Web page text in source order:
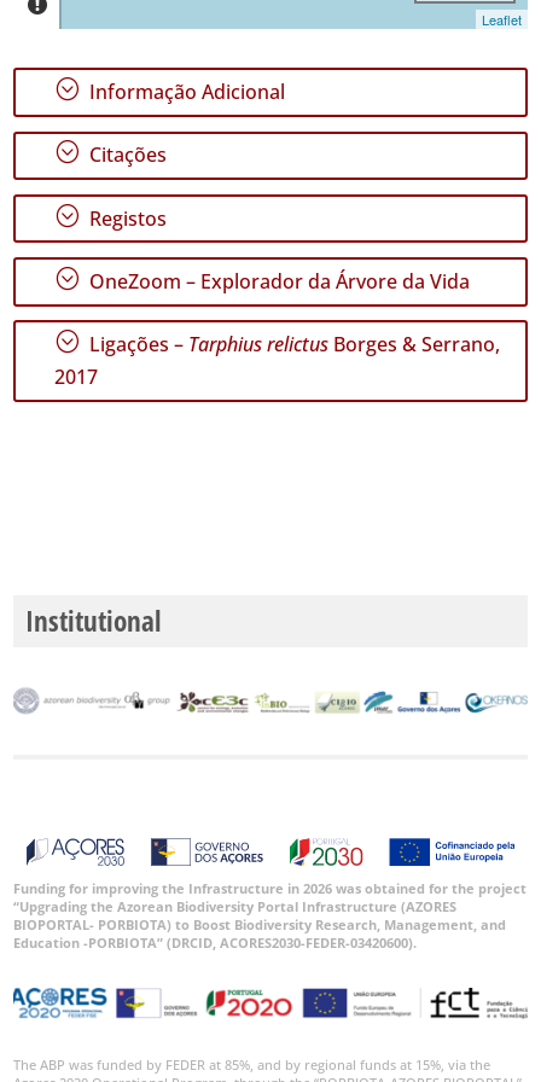
GBIF -
Ocorrências
🔗 GBIF
Portugal
🔗 GBIF
World
Leaflet
; Informação Adicional
; Citações
; Registos
; OneZoom – Explorador da Árvore da Vida
; Ligações – Tarphius relictus Borges & Serrano,
2017
Institutional
Funding for improving the Infrastructure in 2026 was obtained for the project
“Upgrading the Azorean Biodiversity Portal Infrastructure (AZORES
BIOPORTAL- PORBIOTA) to Boost Biodiversity Research, Management, and
Education -PORBIOTA” (DRCID, ACORES2030-FEDER-03420600).
The ABP was funded by FEDER at 85%, and by regional funds at 15%, via the